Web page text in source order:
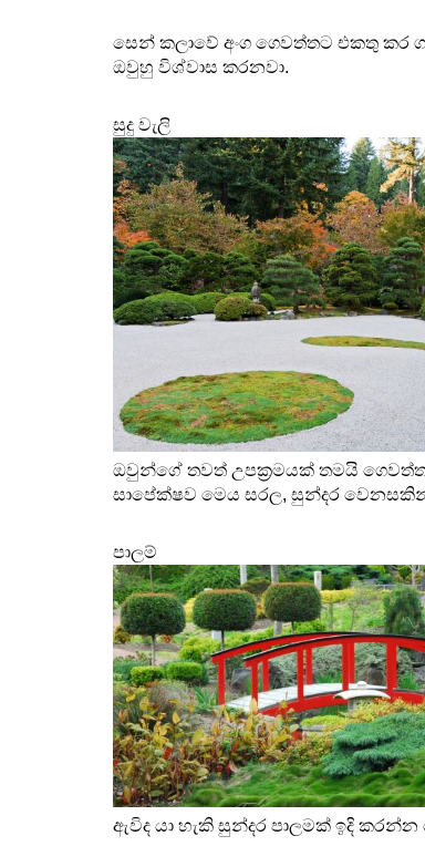
සෙන් කලාවේ අංග ගෙවත්තට එකතු
ඔවුහු විශ්වාස කරනවා.
සුදු වැලි
ඔවුන්ගේ තවත් උපක්‍රමයක් තමයි
සාපේක්ෂව මෙය සරල, සුන්දර
පාලම්
ඇවිද යා හැකි සුන්දර පාලමක් ඉදි